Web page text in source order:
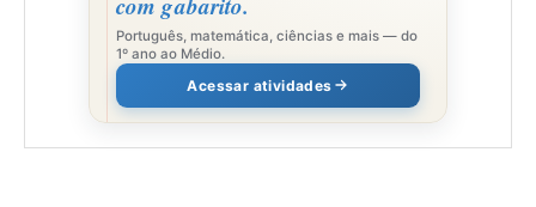
Português, matemática, ciências e mais — do
1º ano ao Médio.
Acessar atividades